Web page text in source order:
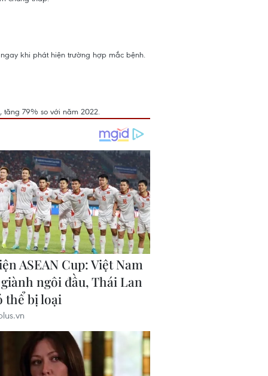
khi phát hiện trường hợp mắc bệnh.
79% so với năm 2022.